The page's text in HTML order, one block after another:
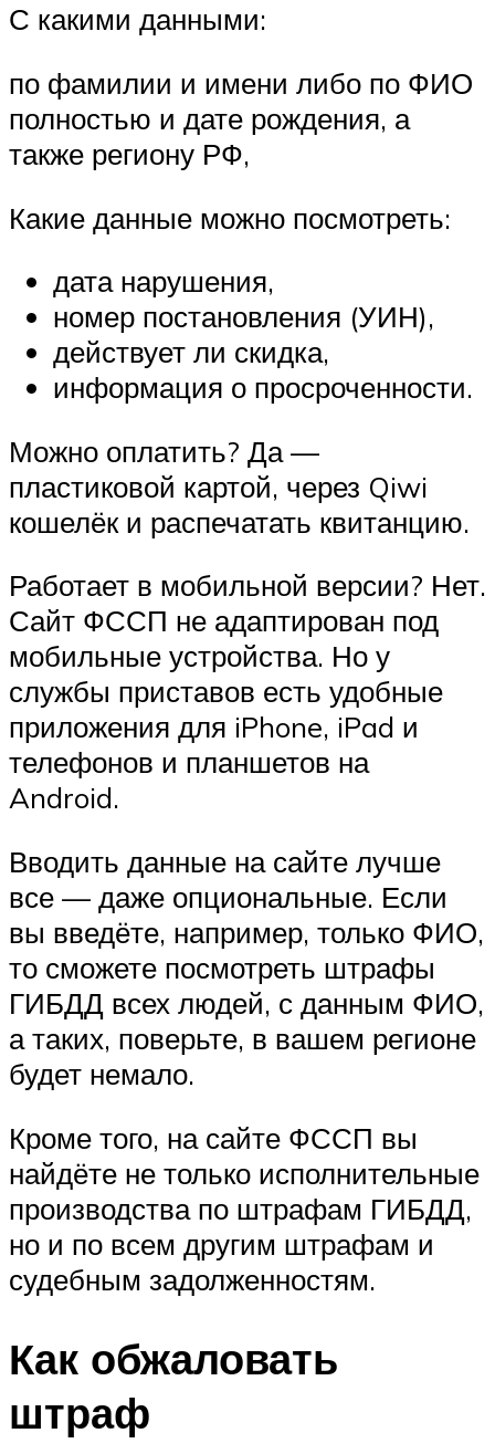
С какими данными:
по фамилии и имени либо по ФИО
полностью и дате рождения, а
также региону РФ,
Какие данные можно посмотреть:
дата нарушения,
номер постановления (УИН),
действует ли скидка,
информация о просроченности.
Можно оплатить? Да —
пластиковой картой, через Qiwi
кошелёк и распечатать квитанцию.
Работает в мобильной версии? Нет.
Сайт ФССП не адаптирован под
мобильные устройства. Но у
службы приставов есть удобные
приложения для iPhone, iPad и
телефонов и планшетов на
Android.
Вводить данные на сайте лучше
все — даже опциональные. Если
вы введёте, например, только ФИО,
то сможете посмотреть штрафы
ГИБДД всех людей, с данным ФИО,
а таких, поверьте, в вашем регионе
будет немало.
Кроме того, на сайте ФССП вы
найдёте не только исполнительные
производства по штрафам ГИБДД,
но и по всем другим штрафам и
судебным задолженностям.
Как обжаловать
штраф